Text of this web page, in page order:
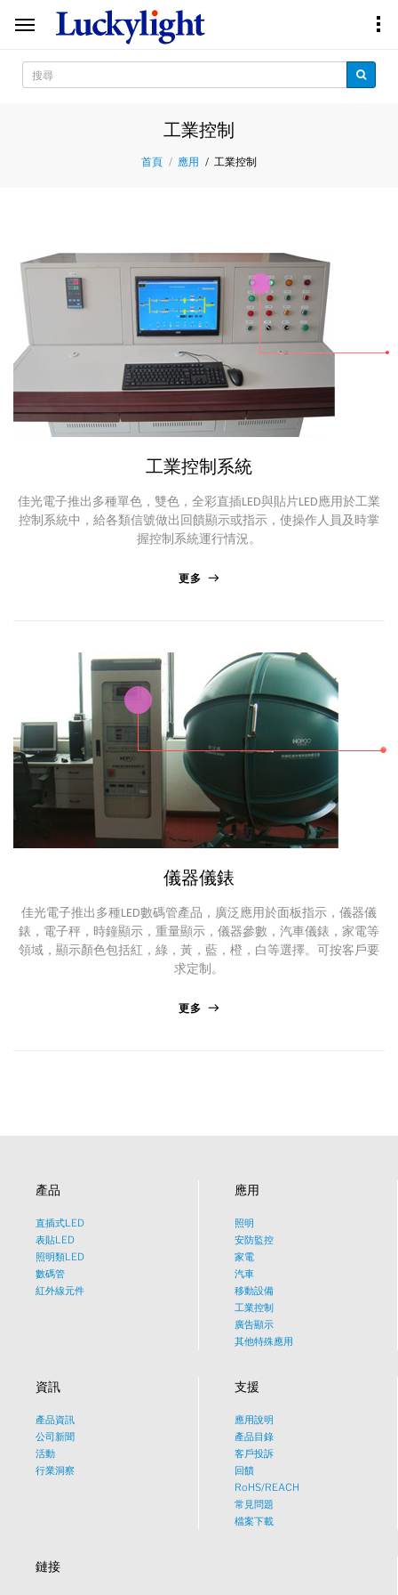
工業控制
首頁 應用 工業控制
工業控制系統
佳光電子推出多種單色，雙色，全彩直插LED與貼片LED應用於工業
控制系統中，給各類信號做出回饋顯示或指示，使操作人員及時掌
握控制系統運行情況。
更多
儀器儀錶
佳光電子推出多種LED數碼管產品，廣泛應用於面板指示，儀器儀
錶，電子秤，時鐘顯示，重量顯示，儀器參數，汽車儀錶，家電等
領域，顯示顏色包括紅，綠，黃，藍，橙，白等選擇。可按客戶要
求定制。
更多
產品
直插式LED
表貼LED
照明類LED
數碼管
紅外線元件
應用
照明
安防監控
家電
汽車
移動設備
工業控制
廣告顯示
其他特殊應用
資訊
產品資訊
公司新聞
活動
行業洞察
支援
應用說明
產品目錄
客戶投訴
回饋
RoHS/REACH
常見問題
檔案下載
鏈接
陸希
Sales Manager
What would you like to talk